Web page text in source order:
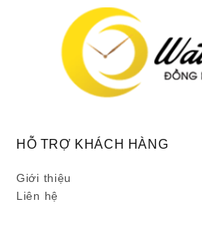
HỖ TRỢ KHÁCH HÀNG
Giới thiệu
Liên hệ